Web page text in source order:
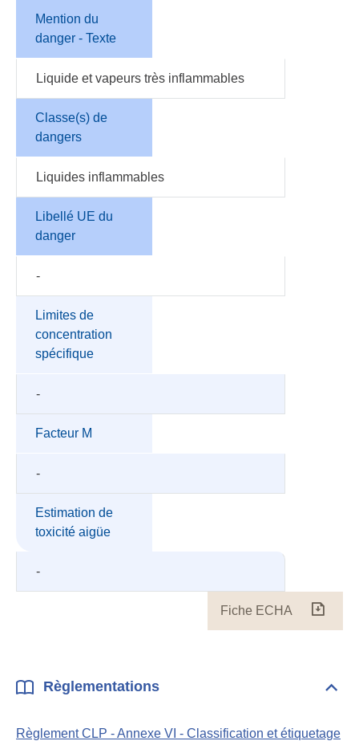
Mention du
danger - Texte
Liquide et vapeurs très inflammables
Classe(s) de
dangers
Liquides inflammables
Libellé UE du
danger
-
Limites de
concentration
spécifique
-
Facteur M
-
Estimation de
toxicité aigüe
-
Fiche ECHA
Règlementations
Règlement CLP - Annexe VI - Classification et étiquetage